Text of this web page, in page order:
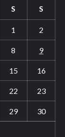
S S
1 2
8 9
15 16
22 23
29 30